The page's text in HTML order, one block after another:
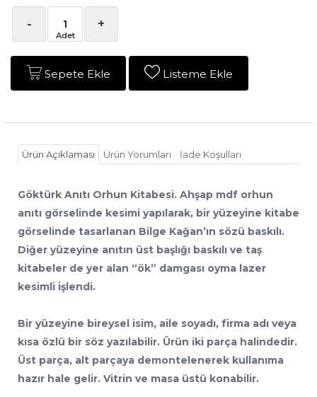
- +
Sepete Ekle Listeme Ekle
Ürün Açıklaması Ürün Yorumları İade Koşulları
Göktürk Anıtı Orhun Kitabesi. Ahşap mdf orhun
anıtı görselinde kesimi yapılarak, bir yüzeyine kitabe
görselinde tasarlanan Bilge Kağan’ın sözü baskılı.
Diğer yüzeyine anıtın üst başlığı baskılı ve taş
kitabeler de yer alan “ök” damgası oyma lazer
kesimli işlendi.
Bir yüzeyine bireysel isim, aile soyadı, firma adı veya
kısa özlü bir söz yazılabilir. Ürün iki parça halindedir.
Üst parça, alt parçaya demontelenerek kullanıma
hazır hale gelir. Vitrin ve masa üstü konabilir.